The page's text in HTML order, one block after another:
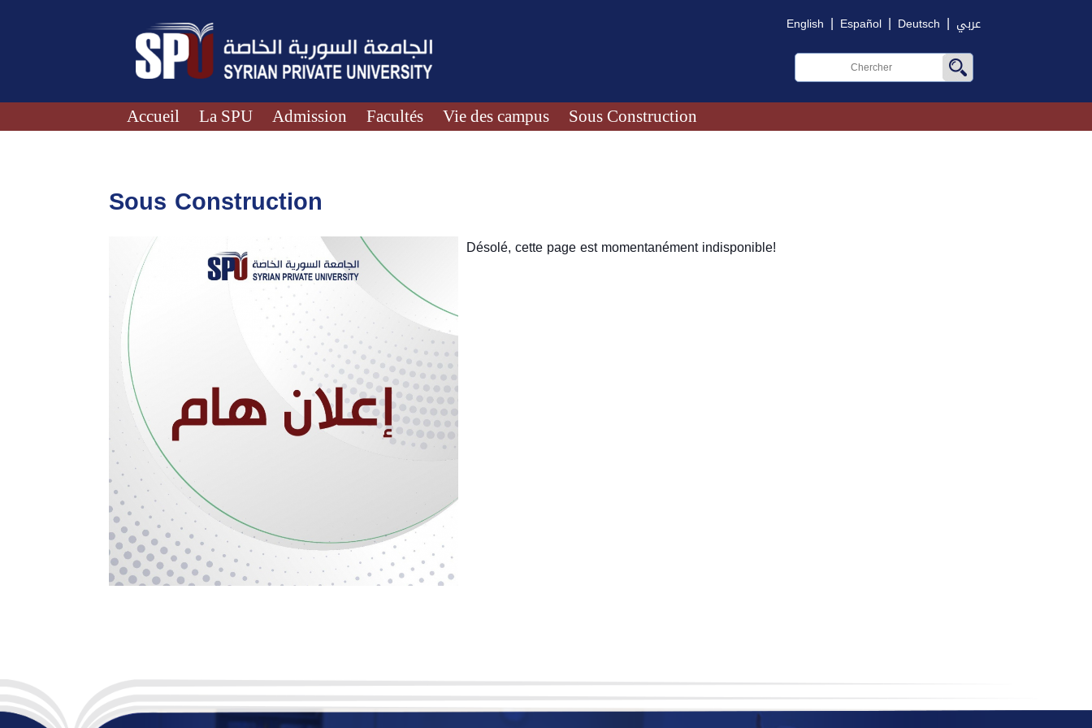
English | Español | Deutsch | عربي
Accueil La SPU Admission Facultés Vie des campus Sous Construction
Sous Construction
Désolé, cette page est momentanément indisponible!